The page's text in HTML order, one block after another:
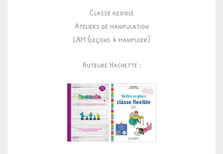
Classe flexible
Ateliers de manipulation
LAM (leçons à manipuler)
Auteure Hachette :